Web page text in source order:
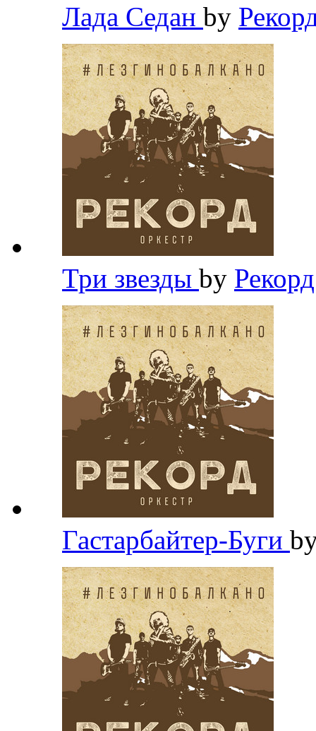
Лада Седан by
Три звезды by
Гастарбайтер-Буги